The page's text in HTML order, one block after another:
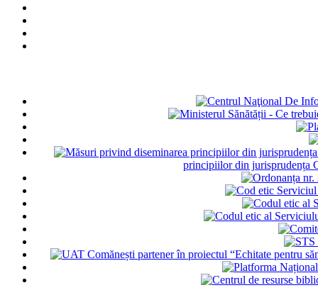
principiilor din jurisprudența